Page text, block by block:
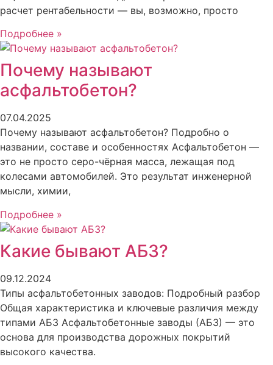
расчет рентабельности — вы, возможно, просто
Подробнее »
Почему называют
асфальтобетон?
07.04.2025
Почему называют асфальтобетон? Подробно о
названии, составе и особенностях Асфальтобетон —
это не просто серо-чёрная масса, лежащая под
колесами автомобилей. Это результат инженерной
мысли, химии,
Подробнее »
Какие бывают АБЗ?
09.12.2024
Типы асфальтобетонных заводов: Подробный разбор
Общая характеристика и ключевые различия между
типами АБЗ Асфальтобетонные заводы (АБЗ) — это
основа для производства дорожных покрытий
высокого качества.